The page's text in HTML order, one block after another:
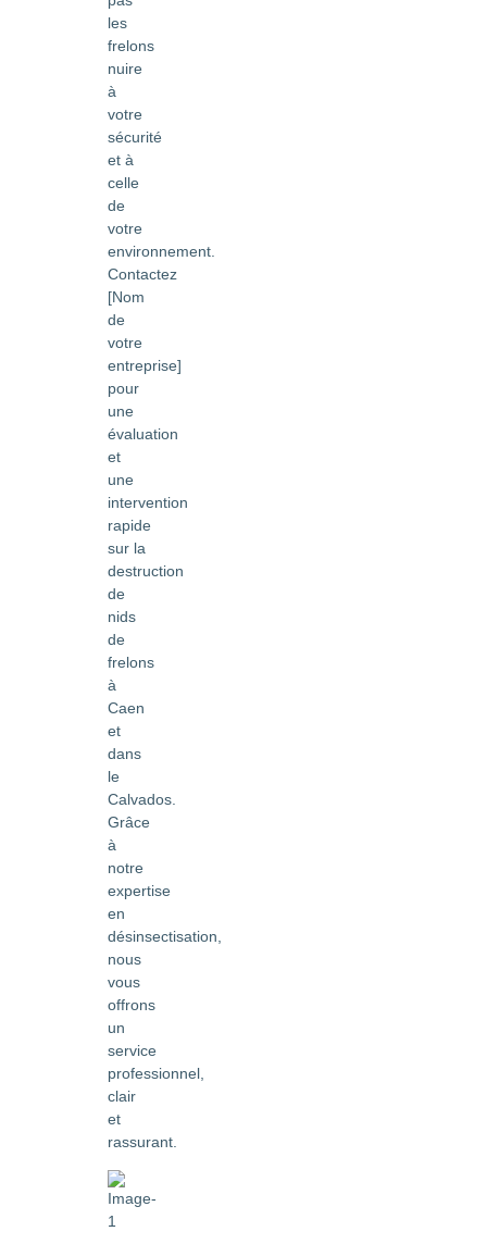
les
frelons
nuire
à
votre
sécurité
et à
celle
de
votre
environnement.
Contactez
[Nom
de
votre
entreprise]
pour
une
évaluation
et
une
intervention
rapide
sur la
destruction
de
nids
de
frelons
à
Caen
et
dans
le
Calvados.
Grâce
à
notre
expertise
en
désinsectisation,
nous
vous
offrons
un
service
professionnel,
clair
et
rassurant.